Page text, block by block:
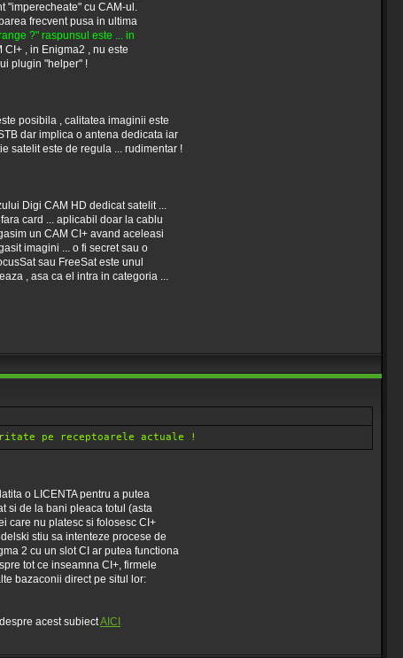
"imperecheate" cu CAM-ul.
frecvent pusa in ultima
?" raspunsul este ... in
CI+ , in Enigma2 , nu este
plugin "helper" !
posibila , calitatea imaginii este
dar implica o antena dedicata iar
satelit este de regula ... rudimentar !
Digi CAM HD dedicat satelit ...
card ... aplicabil doar la cablu
un CAM CI+ avand aceleasi
imagini ... o fi secret sau o
sau FreeSat este unul
, asa ca el intra in categoria ...
pe receptoarele actuale !
o LICENTA pentru a putea
si de la bani pleaca totul (asta
care nu platesc si folosesc CI+
stiu sa intenteze procese de
2 cu un slot CI ar putea functiona
tot ce inseamna CI+, firmele
bazaconii direct pe situl lor:
acest subiectAICI